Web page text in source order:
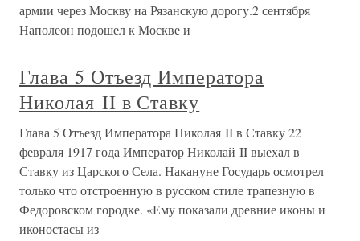
армии через Москву на Рязанскую дорогу.2 сентября
Наполеон подошел к Москве и
Глава 5 Отъезд Императора
Николая II в Ставку
Глава 5 Отъезд Императора Николая II в Ставку 22
февраля 1917 года Император Николай II выехал в
Ставку из Царского Села. Накануне Государь осмотрел
только что отстроенную в русском стиле трапезную в
Федоровском городке. «Ему показали древние иконы и
иконостасы из